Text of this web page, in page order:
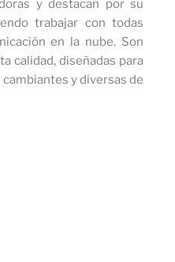
y destacan por su
trabajar con todas
en la nube. Son
calidad, diseñadas para
y diversas de